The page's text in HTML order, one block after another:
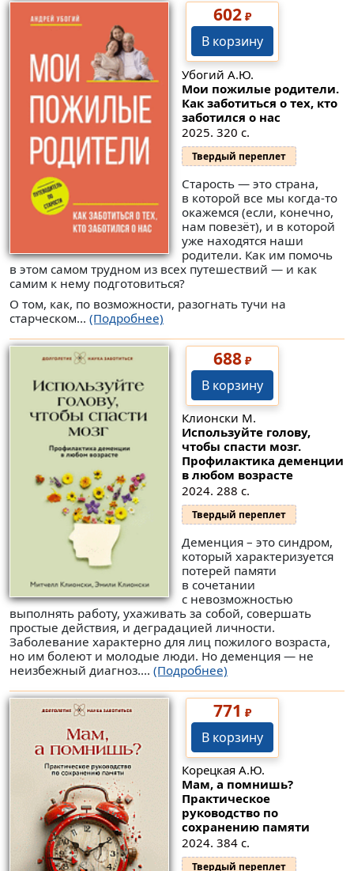
602₽
В корзину
Убогий А.Ю.
Мои пожилые родители.
Как заботиться о тех, кто
заботился о нас
2025. 320 с.
Твердый переплет
Старость — это страна,
в которой все мы когда-то
окажемся (если, конечно,
нам повезёт), и в которой
уже находятся наши
родители. Как им помочь
в этом самом трудном из всех путешествий — и как
самим к нему подготовиться?
О том, как, по возможности, разогнать тучи на
старческом... (Подробнее)
688₽
В корзину
Клионски М.
Используйте голову,
чтобы спасти мозг.
Профилактика деменции
в любом возрасте
2024. 288 с.
Твердый переплет
Деменция – это синдром,
который характеризуется
потерей памяти
в сочетании
с невозможностью
выполнять работу, ухаживать за собой, совершать
простые действия, и деградацией личности.
Заболевание характерно для лиц пожилого возраста,
но им болеют и молодые люди. Но деменция — не
неизбежный диагноз.... (Подробнее)
771 ₽
В корзину
Корецкая А.Ю.
Мам, а помнишь?
Практическое
руководство по
сохранению памяти
2024. 384 с.
Твердый переплет